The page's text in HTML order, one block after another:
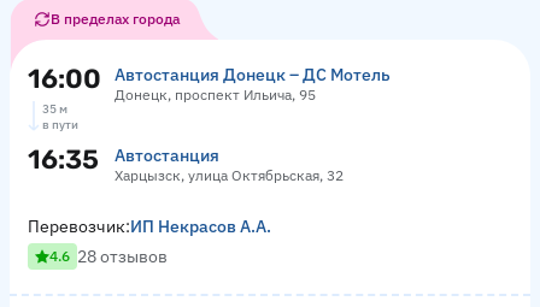
В пределах города
16:00 Автостанция Донецк – ДС Мотель
Донецк, проспект Ильича, 95
35 м
в пути
16:35 Автостанция
Харцызск, улица Октябрьская, 32
Перевозчик:ИП Некрасов А.А.
4.6 28 отзывов